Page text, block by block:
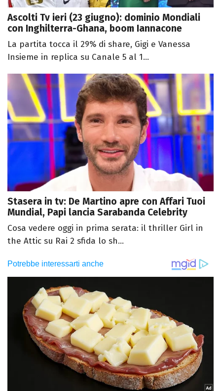
Ascolti Tv ieri (23 giugno): dominio Mondiali
con Inghilterra-Ghana, boom Iannacone
La partita tocca il 29% di share, Gigi e Vanessa
Insieme in replica su Canale 5 al 1...
Stasera in tv: De Martino apre con Affari Tuoi
Mundial, Papi lancia Sarabanda Celebrity
Cosa vedere oggi in prima serata: il thriller Girl in
the Attic su Rai 2 sfida lo sh...